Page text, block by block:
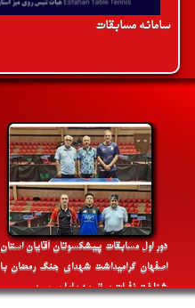
سامانه مسابقات
دور اول مسابقات پیشکسوتان آقایان استان
اصفهان گرامیداشت شهدای جنگ رمضان با
شناخت نفرات برتر به پایان رسید